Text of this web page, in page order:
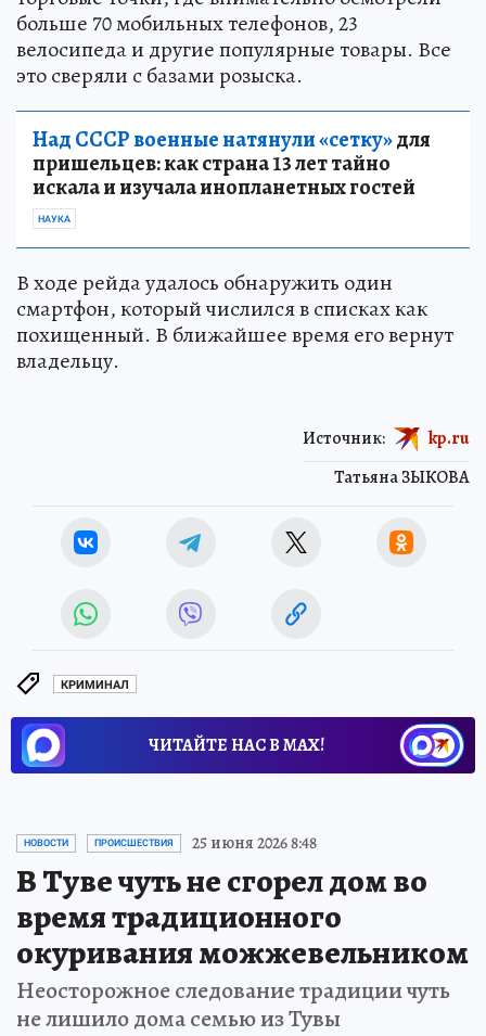
больше 70 мобильных телефонов, 23
велосипеда и другие популярные товары. Все
это сверяли с базами розыска.
Над СССР военные натянули «сетку»для
пришельцев: как страна 13 лет тайно
искала и изучала инопланетных гостей
НАУКА
В ходе рейда удалось обнаружить один
смартфон, который числился в списках как
похищенный. В ближайшее время его вернут
владельцу.
Татьяна ЗЫКОВА
Источник: kp.ru
КРИМИНАЛ
ЧИТАЙТЕ НАС В МАХ!
НОВОСТИ ПРОИСШЕСТВИЯ 25 июня 2026 8:48
В Туве чуть не сгорел дом во
время традиционного
окуривания можжевельником
Неосторожное следование традиции чуть
не лишило дома семью из Тувы